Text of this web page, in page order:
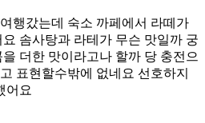
행갔는데 숙소 까페에서 라떼가
솜사탕과 라테가 무슨 맛일까 궁
더한 맛이라고나 할까 당 충전으
표현할수밖에 없네요 선호하지
어요